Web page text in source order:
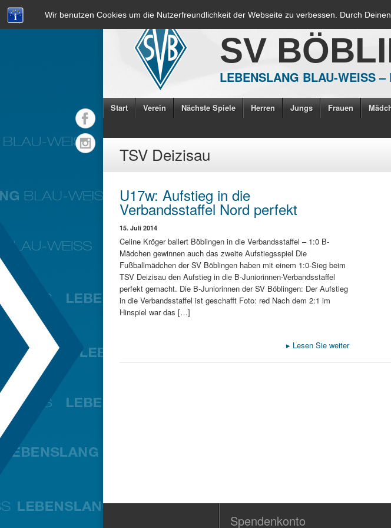
Wir benutzen Cookies um die Nutzerfreundlichkeit der Webseite zu verbessen. Durch
SV
LEBENSLANG BLAU-WEISS
Start Verein Nächste Spiele Herren Jungs Frauen
TSV Deizisau
U17w: Aufstieg in die
Verbandsstaffel Nord perfekt
15. Juli 2014
Celine Kröger ballert Böblingen in die Verbandsstaffel – 1:0 B-
Mädchen gewinnen auch das zweite Aufstiegsspiel Die
Fußballmädchen der SV Böblingen haben mit einem 1:0-Sieg beim
TSV Deizisau den Aufstieg in die B-Juniorinnen-Verbandsstaffel
perfekt gemacht. Die B-Juniorinnen der SV Böblingen: Der Aufstieg
in die Verbandsstaffel ist geschafft Foto: red Nach dem 2:1 im
Hinspiel war das […]
▸ Lesen Sie weiter
Spendenkonto